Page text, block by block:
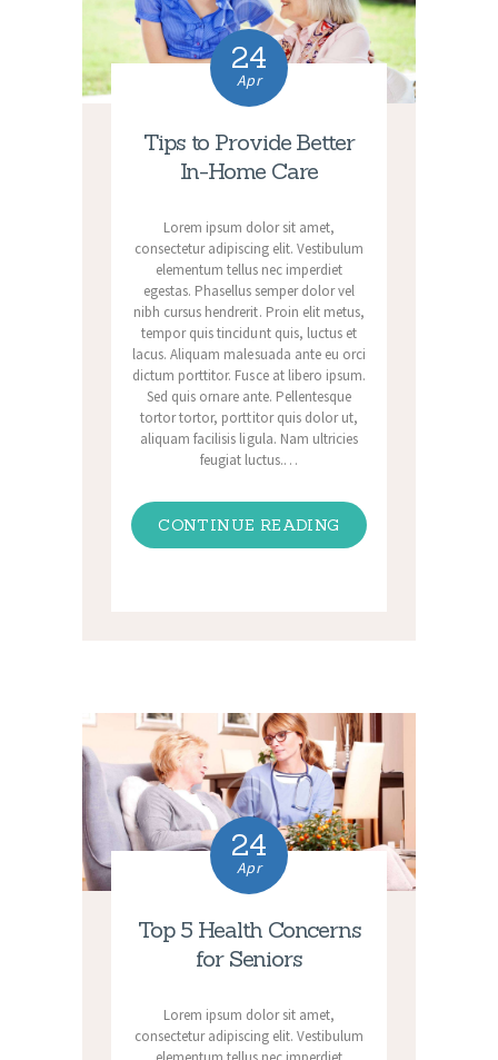
24
Apr
Tips to Provide Better
In-Home Care
Lorem ipsum dolor sit amet,
consectetur adipiscing elit. Vestibulum
elementum tellus nec imperdiet
egestas. Phasellus semper dolor vel
nibh cursus hendrerit. Proin elit metus,
tempor quis tincidunt quis, luctus et
lacus. Aliquam malesuada ante eu orci
dictum porttitor. Fusce at libero ipsum.
Sed quis ornare ante. Pellentesque
tortor tortor, porttitor quis dolor ut,
aliquam facilisis ligula. Nam ultricies
feugiat luctus.…
CONTINUE READING
24
Apr
Top 5 Health Concerns
for Seniors
Lorem ipsum dolor sit amet,
consectetur adipiscing elit. Vestibulum